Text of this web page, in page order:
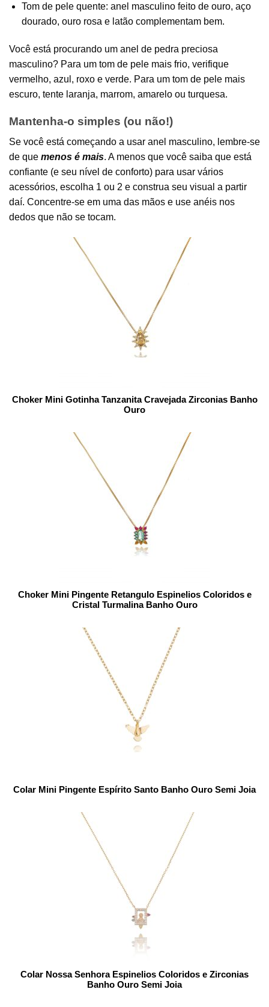
Tom de pele quente: anel masculino feito de ouro, aço
dourado, ouro rosa e latão complementam bem.
Você está procurando um anel de pedra preciosa
masculino? Para um tom de pele mais frio, verifique
vermelho, azul, roxo e verde. Para um tom de pele mais
escuro, tente laranja, marrom, amarelo ou turquesa.
Mantenha-o simples (ou não!)
Se você está começando a usar anel masculino, lembre-se
de que menos é mais. A menos que você saiba que está
confiante (e seu nível de conforto) para usar vários
acessórios, escolha 1 ou 2 e construa seu visual a partir
daí. Concentre-se em uma das mãos e use anéis nos
dedos que não se tocam.
Choker Mini Gotinha Tanzanita Cravejada Zirconias Banho
Ouro
Choker Mini Pingente Retangulo Espinelios Coloridos e
Cristal Turmalina Banho Ouro
Colar Mini Pingente Espírito Santo Banho Ouro Semi Joia
Colar Nossa Senhora Espinelios Coloridos e Zirconias
Banho Ouro Semi Joia